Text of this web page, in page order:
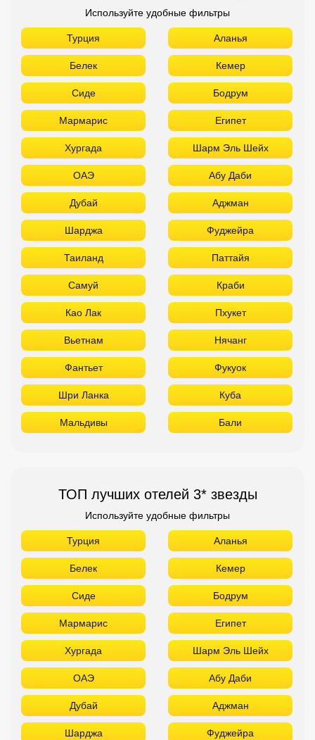
Используйте удобные фильтры
Турция Аланья
Белек Кемер
Сиде Бодрум
Мармарис Египет
Хургада Шарм Эль Шейх
ОАЭ Абу Даби
Дубай Аджман
Шарджа Фуджейра
Таиланд Паттайя
Самуй Краби
Као Лак Пхукет
Вьетнам Нячанг
Фантьет Фукуок
Шри Ланка Куба
Мальдивы Бали
ТОП лучших отелей 3* звезды
Используйте удобные фильтры
Турция Аланья
Белек Кемер
Сиде Бодрум
Мармарис Египет
Хургада Шарм Эль Шейх
ОАЭ Абу Даби
Дубай Аджман
Шарджа Фуджейра